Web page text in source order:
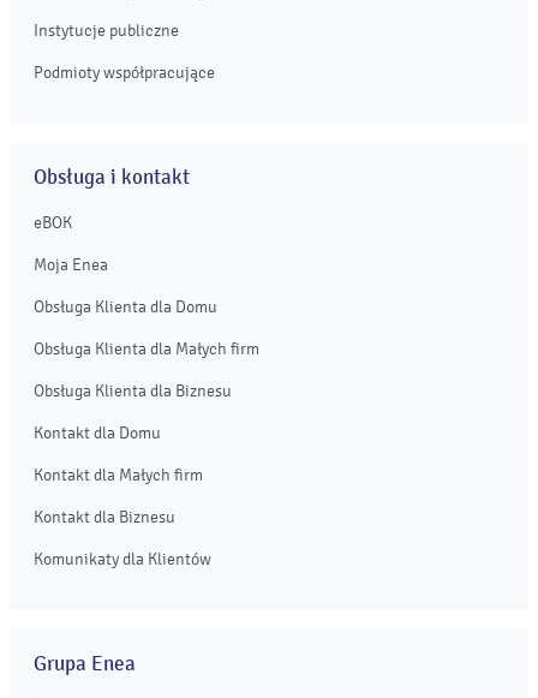
Instytucje publiczne
Podmioty współpracujące
Obsługa i kontakt
eBOK
Moja Enea
Obsługa Klienta dla Domu
Obsługa Klienta dla Małych firm
Obsługa Klienta dla Biznesu
Kontakt dla Domu
Kontakt dla Małych firm
Kontakt dla Biznesu
Komunikaty dla Klientów
Grupa Enea